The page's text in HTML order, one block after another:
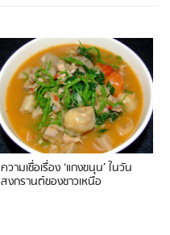
ความเชื่อเรื่อง ‘แกงขนุน’ ในวัน
สงกรานต์ของชาวเหนือ